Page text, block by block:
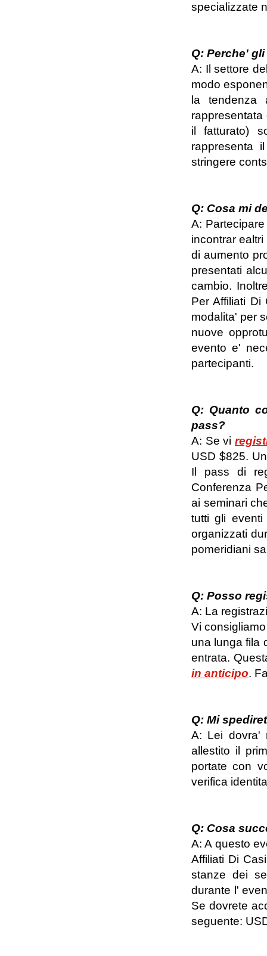
specializzate
Q: Perche'
A: Il settore
modo
la tendenza
il fatturato)
rappresenta
stringere
Q: Cosa mi
A:
incontrar
di aumento
presentati
cambio.
Per Affiliati
modalita' per
nuove
evento e'
partecipanti.
Q: Quanto
pass?
A: Se vi
USD $825.
Il pass di
Conferenza
ai seminari
tutti gli
organizzati
pomeridiani
Q: Posso
A: La
Vi
una lunga fila
entrata.
in anticipo.
Q: Mi
A: Lei dovra'
allestito il
portate con
verifica
Q: Cosa
A: A questo
Affiliati Di
stanze dei
durante l'
Se dovrete
seguente: